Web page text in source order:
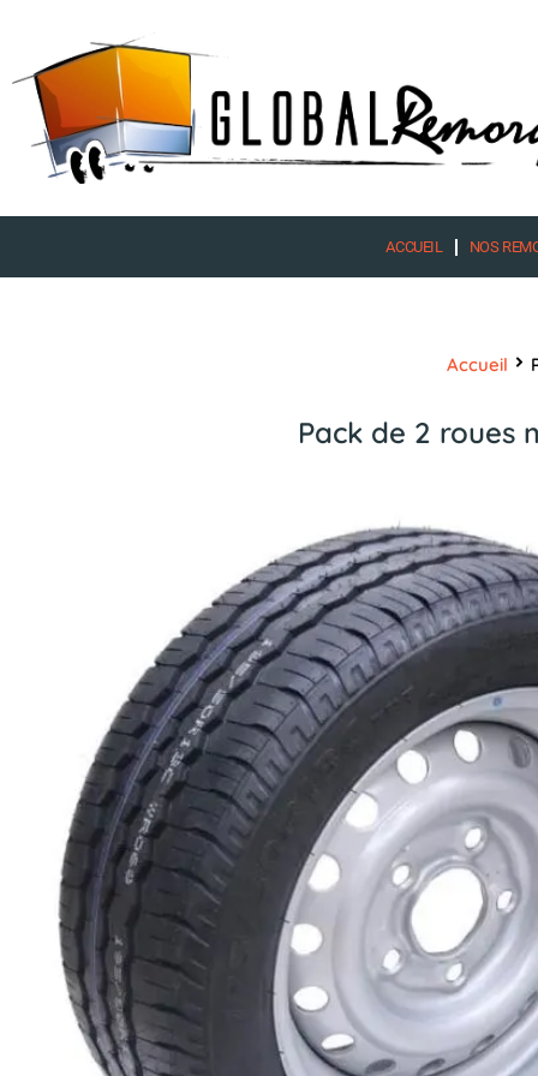
contenu
ACCUEIL NOS
Pack de 2 roues
Accueil